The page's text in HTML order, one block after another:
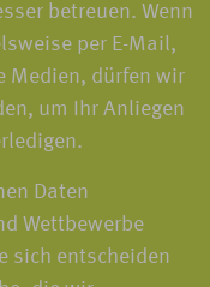
betreuen. Wenn
per E-Mail,
Medien, dürfen wir
um Ihr Anliegen
Daten
Wettbewerbe
sich entscheiden